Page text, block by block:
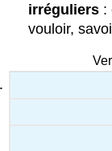
irréguliers :
vouloir,